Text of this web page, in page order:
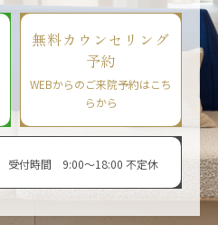
無料カウンセリング
予約
WEBからのご来院予約はこち
らから
受付時間 9:00〜18:00 不定休